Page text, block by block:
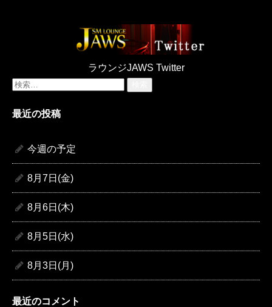
ラウンジJAWS Twitter
検
最近の投稿
今週の予定
8月7日(金)
8月6日(木)
8月5日(水)
8月3日(月)
最近のコメント